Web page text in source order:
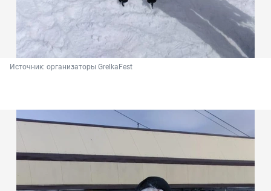
Источник: организаторы GrelkaFest